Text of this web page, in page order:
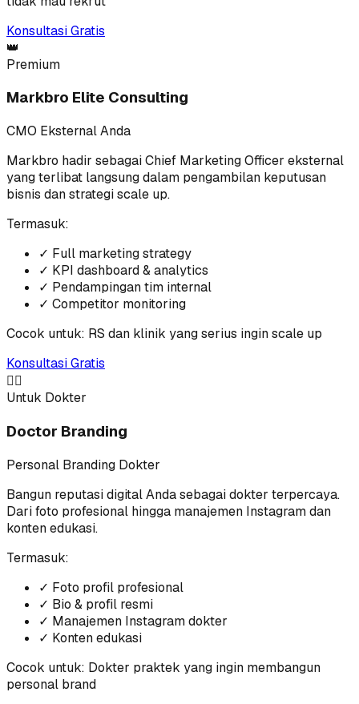
Konsultasi Gratis
👑
Premium
Markbro Elite Consulting
CMO Eksternal Anda
Markbro hadir sebagai Chief Marketing Officer eksternal
yang terlibat langsung dalam pengambilan keputusan
bisnis dan strategi scale up.
Termasuk:
✓ Full marketing strategy
✓ KPI dashboard & analytics
✓ Pendampingan tim internal
✓ Competitor monitoring
Cocok untuk: RS dan klinik yang serius ingin scale up
Konsultasi Gratis
👨‍⚕️
Untuk Dokter
Doctor Branding
Personal Branding Dokter
Bangun reputasi digital Anda sebagai dokter terpercaya.
Dari foto profesional hingga manajemen Instagram dan
konten edukasi.
Termasuk:
✓ Foto profil profesional
✓ Bio & profil resmi
✓ Manajemen Instagram dokter
✓ Konten edukasi
Cocok untuk: Dokter praktek yang ingin membangun
personal brand